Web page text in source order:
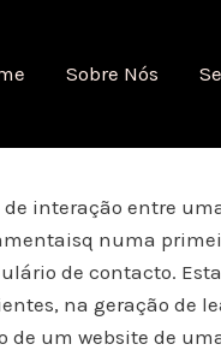
Sobre Nós
interação entre
numa
de contacto.
na geração de
um website de